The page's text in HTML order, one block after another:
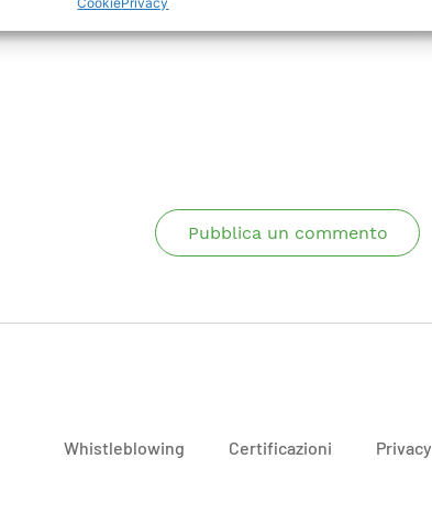
Pubblica un commento
Whistleblowing Certificazioni Privacy